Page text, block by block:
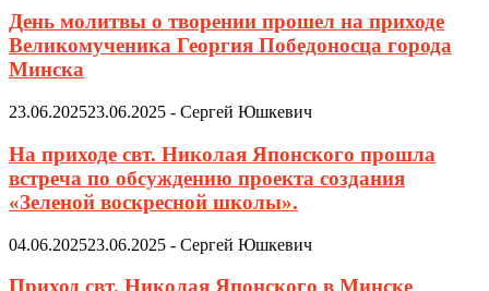
День молитвы о творении прошел на приходе
Великомученика Георгия Победоносца города
Минска
23.06.202523.06.2025 - Сергей Юшкевич
На приходе свт. Николая Японского прошла
встреча по обсуждению проекта создания
«Зеленой воскресной школы».
04.06.202523.06.2025 - Сергей Юшкевич